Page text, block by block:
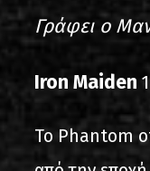
2011-06-17
2018-07-20
2022-07-16
Γράφει ο
Iron Maiden
Το Phantom